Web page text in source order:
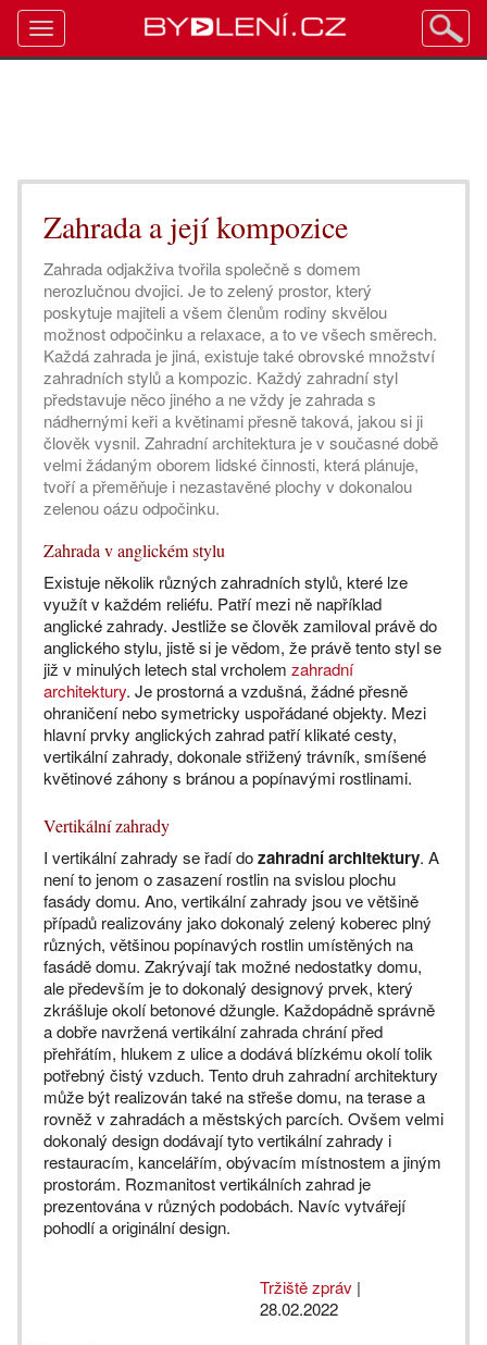
Zahrada a její kompozice
Zahrada odjakživa tvořila společně s domem
nerozlučnou dvojici. Je to zelený prostor, který
poskytuje majiteli a všem členům rodiny skvělou
možnost odpočinku a relaxace, a to ve všech směrech.
Každá zahrada je jiná, existuje také obrovské množství
zahradních stylů a kompozic. Každý zahradní styl
představuje něco jiného a ne vždy je zahrada s
nádhernými keři a květinami přesně taková, jakou si ji
člověk vysnil. Zahradní architektura je v současné době
velmi žádaným oborem lidské činnosti, která plánuje,
tvoří a přeměňuje i nezastavěné plochy v dokonalou
zelenou oázu odpočinku.
Zahrada v anglickém stylu
Existuje několik různých zahradních stylů, které lze
využít v každém reliéfu. Patří mezi ně například
anglické zahrady. Jestliže se člověk zamiloval právě do
anglického stylu, jistě si je vědom, že právě tento styl se
již v minulých letech stal vrcholem zahradní
architektury. Je prostorná a vzdušná, žádné přesně
ohraničení nebo symetricky uspořádané objekty. Mezi
hlavní prvky anglických zahrad patří klikaté cesty,
vertikální zahrady, dokonale střižený trávník, smíšené
květinové záhony s bránou a popínavými rostlinami.
Vertikální zahrady
I vertikální zahrady se řadí dozahradní architektury. A
není to jenom o zasazení rostlin na svislou plochu
fasády domu. Ano, vertikální zahrady jsou ve většině
případů realizovány jako dokonalý zelený koberec plný
různých, většinou popínavých rostlin umístěných na
fasádě domu. Zakrývají tak možné nedostatky domu,
ale především je to dokonalý designový prvek, který
zkrášluje okolí betonové džungle. Každopádně správně
a dobře navržená vertikální zahrada chrání před
přehřátím, hlukem z ulice a dodává blízkému okolí tolik
potřebný čistý vzduch. Tento druh zahradní architektury
může být realizován také na střeše domu, na terase a
rovněž v zahradách a městských parcích. Ovšem velmi
dokonalý design dodávají tyto vertikální zahrady i
restauracím, kancelářím, obývacím místnostem a jiným
prostorám. Rozmanitost vertikálních zahrad je
prezentována v různých podobách. Navíc vytvářejí
pohodlí a originální design.
Tržiště zpráv |
28.02.2022
Toggle
navigation